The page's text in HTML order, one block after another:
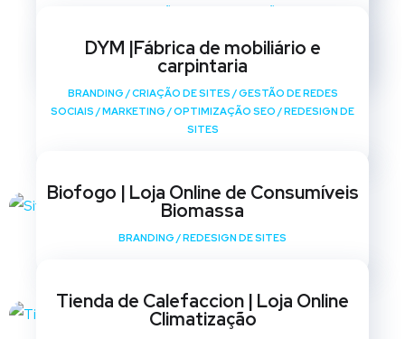
SITES
DYM |Fábrica de mobiliário e
carpintaria
BRANDING /CRIAÇÃO DE SITES /GESTÃO DE REDES
SOCIAIS /MARKETING /OPTIMIZAÇÃO SEO /REDESIGN DE
SITES
Biofogo | Loja Online de Consumíveis
Biomassa
BRANDING /REDESIGN DE SITES
Tienda de Calefaccion | Loja Online
Climatização